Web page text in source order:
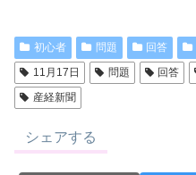
初心者 問題 回答
11月17日
問題 回答
産経新聞
シェアする